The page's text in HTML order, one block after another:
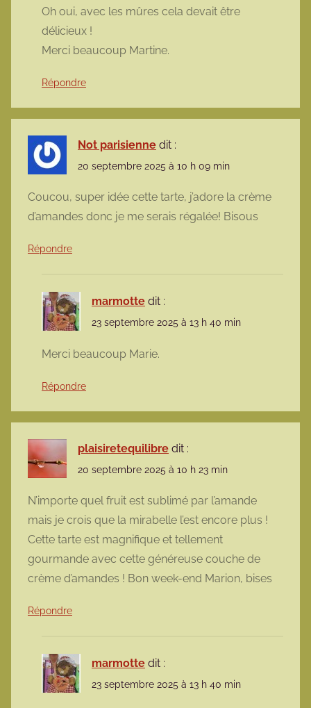
Oh oui, avec les mûres cela devait être
délicieux !
Merci beaucoup Martine.
Répondre
Not parisienne dit :
20 septembre 2025 à 10 h 09 min
Coucou, super idée cette tarte, j’adore la crème
d’amandes donc je me serais régalée! Bisous
Répondre
marmotte dit :
23 septembre 2025 à 13 h 40 min
Merci beaucoup Marie.
Répondre
plaisiretequilibre dit :
20 septembre 2025 à 10 h 23 min
N’importe quel fruit est sublimé par l’amande
mais je crois que la mirabelle l’est encore plus !
Cette tarte est magnifique et tellement
gourmande avec cette généreuse couche de
crème d’amandes ! Bon week-end Marion, bises
Répondre
marmotte dit :
23 septembre 2025 à 13 h 40 min